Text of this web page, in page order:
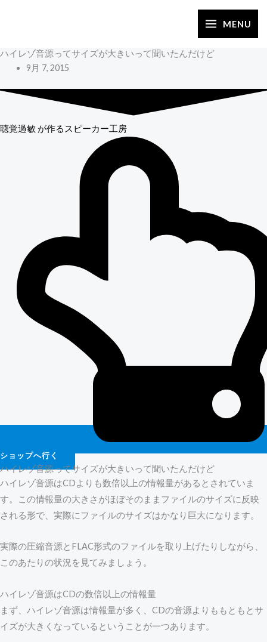
ス
ッ
MENU
ハイレゾ音源ってサイズが大きいって聞いたんだけど
9月 7, 2015
聴覚過敏 が作るスピーカー工房
ショップへ行く
ハイレゾ音源ってサイズが大きいって聞いたんだけど
ハイレゾ音源はCDよりも数倍以上の情報量があるとされていま
す。この情報量の大きさがほぼそのままファイルのサイズに反映
される形で、実際にファイルのサイズはかなり巨大になります。
実際の圧縮音源とFLAC形式のファイルを取り上げたりしながら、
このあたりの状況を見てみましょう。
ハイレゾ音源はCDの数倍以上の情報量
まず、ハイレゾ音源は情報量が多く、CDの音源よりももともとサ
イズが大きくなっているということが一つあります。